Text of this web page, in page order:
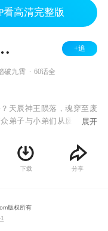
看高清完整版
第3季 +追
破九霄 60话全
天辰神王陨落，魂穿至废
弟子与小弟们从废墟中奋
我回归九霄，必以神血开
展开
下载 分享
版权所有